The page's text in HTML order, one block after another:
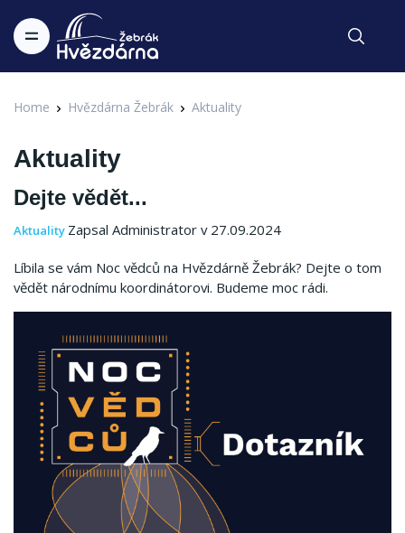
Home Hvězdárna Žebrák Aktuality
Aktuality
Dejte vědět...
Aktuality Zapsal Administrator v 27.09.2024
Líbila se vám Noc vědců na Hvězdárně Žebrák? Dejte o tom
vědět národnímu koordinátorovi. Budeme moc rádi.